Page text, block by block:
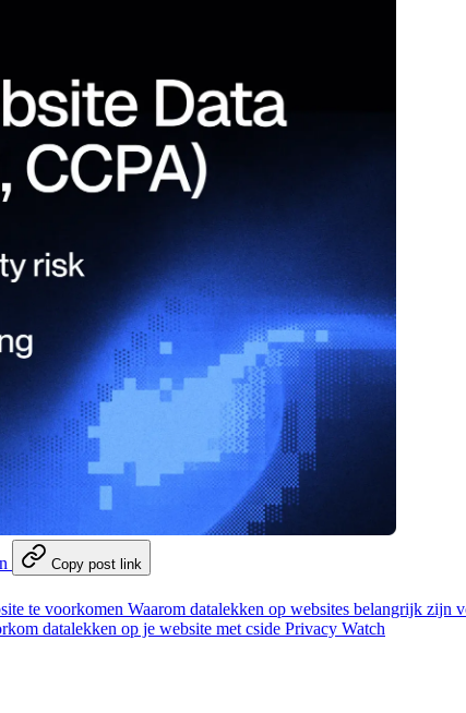
Copy post link
te voorkomen Waarom datalekken op websites belangrijk zijn
datalekken op je website met cside Privacy Watch